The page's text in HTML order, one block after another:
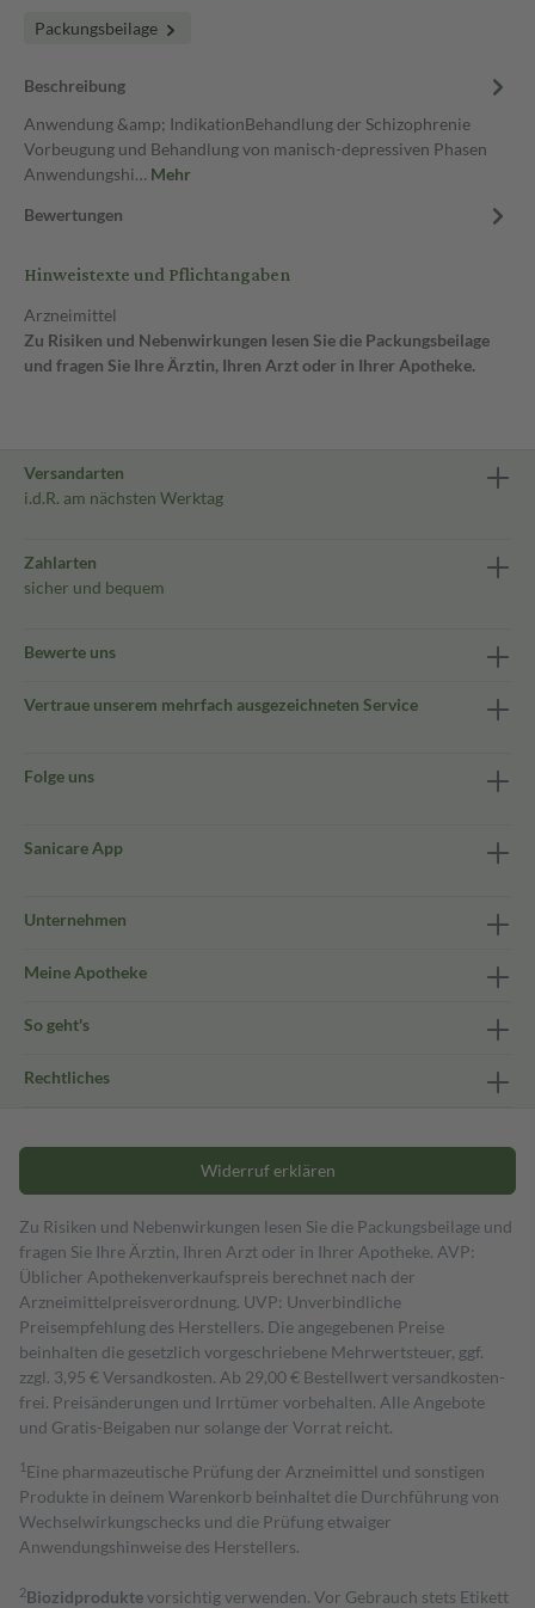
Packungsbeilage
Beschreibung
Anwendung &amp; IndikationBehandlung der Schizophrenie
Vorbeugung und Behandlung von manisch-depressiven Phasen
Anwendungshi… Mehr
Bewertungen
Hinweistexte und Pflichtangaben
Arzneimittel
Zu Risiken und Nebenwirkungen lesen Sie die Packungsbeilage
und fragen Sie Ihre Ärztin, Ihren Arzt oder in Ihrer Apotheke.
Versandarten
i.d.R. am nächsten Werktag
Zahlarten
sicher und bequem
Bewerte uns
Vertraue unserem mehrfach ausgezeichneten Service
Folge uns
Sanicare App
Unternehmen
Meine Apotheke
So geht's
Rechtliches
Widerruf erklären
Zu Risiken und Nebenwirkungen lesen Sie die Packungsbeilage und
fragen Sie Ihre Ärztin, Ihren Arzt oder in Ihrer Apotheke. AVP:
Üblicher Apothekenverkaufspreis berechnet nach der
Arzneimittelpreisverordnung. UVP: Unverbindliche
Preisempfehlung des Herstellers. Die angegebenen Preise
beinhalten die gesetzlich vorgeschriebene Mehrwertsteuer, ggf.
zzgl. 3,95 € Versandkosten. Ab 29,00 € Bestell­wert versand­kosten­
frei. Preisänderungen und Irrtümer vorbehalten. Alle Angebote
und Gratis-Beigaben nur solange der Vorrat reicht.
1 Eine pharmazeutische Prüfung der Arzneimittel und sonstigen
Produkte in deinem Warenkorb beinhaltet die Durchführung von
Wechselwirkungschecks und die Prüfung etwaiger
Anwendungshinweise des Herstellers.
2Biozidproduktevorsichtig verwenden. Vor Gebrauch stets Etikett